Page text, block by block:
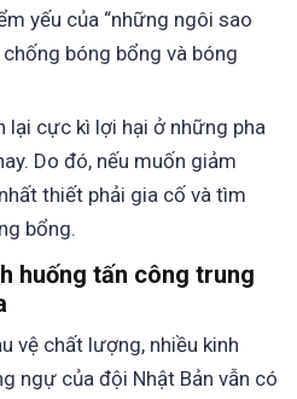
yếu của “những ngôi sao
bóng bổng và bóng
lại cực kì lợi hại ở những pha
Do đó, nếu muốn giảm
thiết phải gia cố và tìm
bổng.
huống tấn công trung
vệ chất lượng, nhiều kinh
ngự của đội Nhật Bản vẫn có